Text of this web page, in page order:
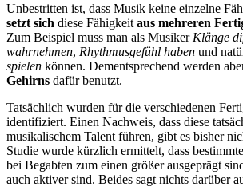
Unbestritten ist, dass Musik keine einzelne
setzt sich diese Fähigkeit aus mehreren
Zum Beispiel muss man als Musiker Klänge
wahrnehmen, Rhythmusgefühl haben und
spielen können. Dementsprechend werden
Gehirns dafür benutzt.
Tatsächlich wurden für die verschiedenen
identifiziert. Einen Nachweis, dass diese
musikalischem Talent führen, gibt es bisher
Studie wurde kürzlich ermittelt, dass
bei Begabten zum einen größer ausgeprägt
auch aktiver sind. Beides sagt nichts darüber